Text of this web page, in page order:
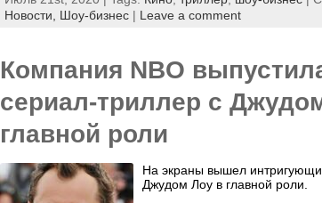
Новости, Шоу-бизнес | Leave a comment
Компания NBO
сериал-триллер с
главной роли
На экраны вышел
Джудом Лоу в главной роли.